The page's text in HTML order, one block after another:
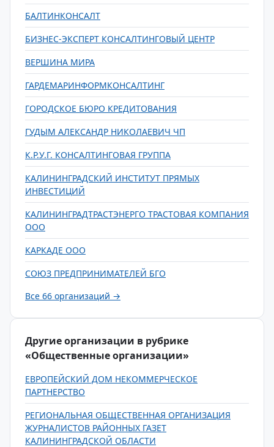
БАЛТИНКОНСАЛТ
БИЗНЕС-ЭКСПЕРТ КОНСАЛТИНГОВЫЙ ЦЕНТР
ВЕРШИНА МИРА
ГАРДЕМАРИНФОРМКОНСАЛТИНГ
ГОРОДСКОЕ БЮРО КРЕДИТОВАНИЯ
ГУДЫМ АЛЕКСАНДР НИКОЛАЕВИЧ ЧП
К.Р.У.Г. КОНСАЛТИНГОВАЯ ГРУППА
КАЛИНИНГРАДСКИЙ ИНСТИТУТ ПРЯМЫХ
ИНВЕСТИЦИЙ
КАЛИНИНГРАДТРАСТЭНЕРГО ТРАСТОВАЯ КОМПАНИЯ
ООО
КАРКАДЕ ООО
СОЮЗ ПРЕДПРИНИМАТЕЛЕЙ БГО
Все 66 организаций →
Другие организации в рубрике
«Общественные организации»
ЕВРОПЕЙСКИЙ ДОМ НЕКОММЕРЧЕСКОЕ
ПАРТНЕРСТВО
РЕГИОНАЛЬНАЯ ОБЩЕСТВЕННАЯ ОРГАНИЗАЦИЯ
ЖУРНАЛИСТОВ РАЙОННЫХ ГАЗЕТ
КАЛИНИНГРАДСКОЙ ОБЛАСТИ